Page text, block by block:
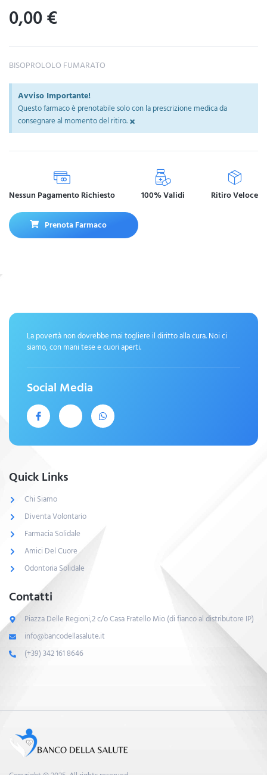
0,00€
BISOPROLOLO FUMARATO
Avviso Importante!
Questo farmaco è prenotabile solo con la prescrizione medica da
consegnare al momento del ritiro.×
Nessun Pagamento Richiesto 100% Validi Ritiro Veloce
Prenota Farmaco
La povertà non dovrebbe mai togliere il diritto alla cura. Noi ci
siamo, con mani tese e cuori aperti.
Social Media
Quick Links
Chi Siamo
Diventa Volontario
Farmacia Solidale
Amici Del Cuore
Odontoria Solidale
Contatti
Piazza Delle Regioni,2 c/o Casa Fratello Mio (di fianco al distributore IP)
info@bancodellasalute.it
(+39) 342 161 8646